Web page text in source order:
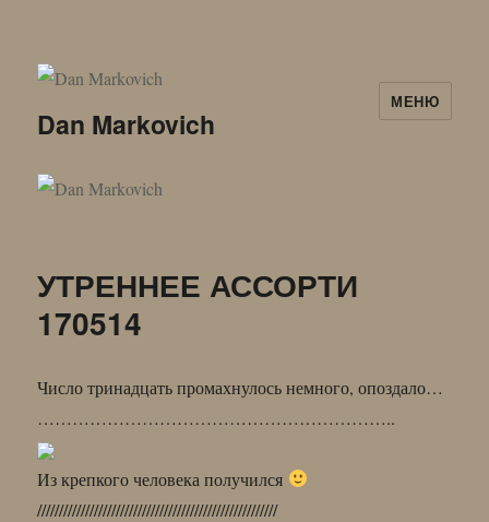
Dan Markovich
МЕНЮ
УТРЕННЕЕ АССОРТИ
170514
Число тринадцать промахнулось немного, опоздало…
……………………………………………………..
Из крепкого человека получился
///////////////////////////////////////////////////////